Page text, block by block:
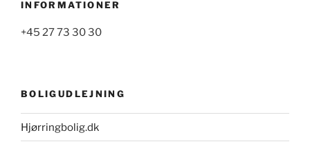
INFORMATIONER
+45 27 73 30 30
BOLIGUDLEJNING
Hjørringbolig.dk